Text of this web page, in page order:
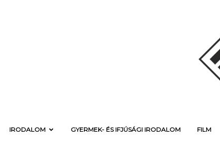
IRODALOM GYERMEK- ÉS IFJÚSÁGI IRODALOM FILM